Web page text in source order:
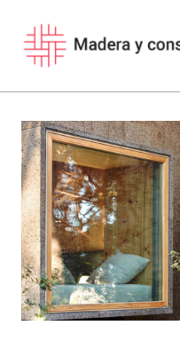
contenido